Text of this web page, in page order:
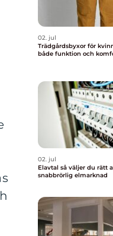
02. jul
Trädgårdsbyxor för
både funktion och
02. jul
Elavtal så väljer du rätt avtal i en
snabbrörlig elmarknad